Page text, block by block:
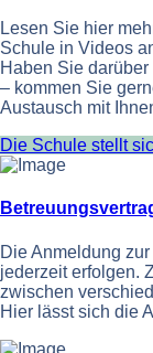
Lesen Sie hier
Schule in Videos
Haben Sie
– kommen Sie
Austausch mit
Die Schule stellt
Die Anmeldung
jederzeit erfolgen.
zwischen
Hier lässt sich die